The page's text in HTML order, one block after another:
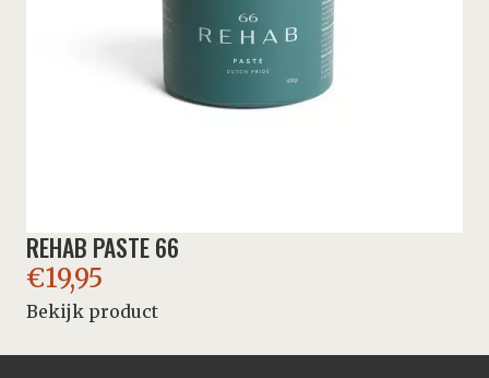
REHAB PASTE 66
€19,95
Bekijk product